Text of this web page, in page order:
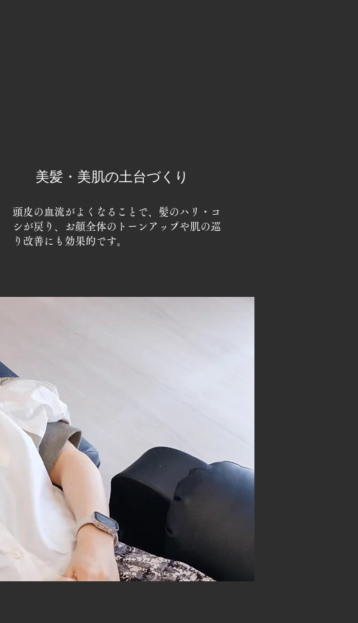
美髪・美肌の土台づくり
頭皮の血流がよくなることで、髪のハリ・コ
シが戻り、お顔全体のトーンアップや肌の巡
り改善にも効果的です。